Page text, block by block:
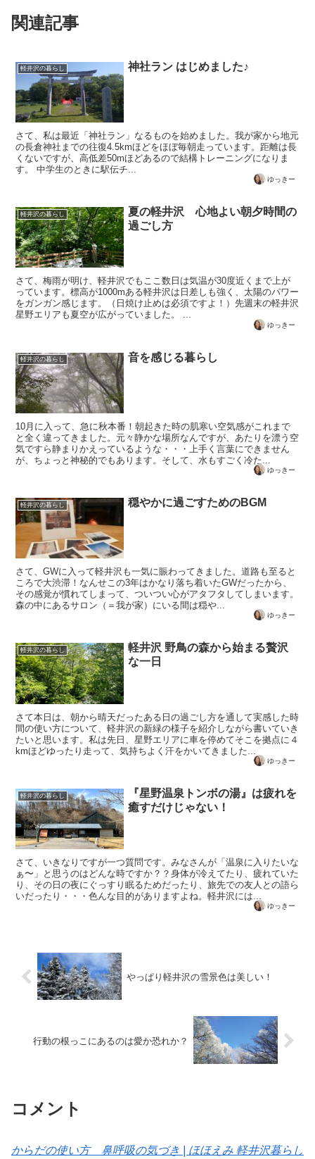
関連記事
軽井沢の暮らし 神社ラン はじめました♪
さて、私は最近「神社ラン」なるものを始めました。我が家から地元
の長倉神社までの往復4.5kmほどをほぼ毎朝走っています。距離は長
くないですが、高低差50mほどあるので結構トレーニングになりま
す。 中学生のときに駅伝チ...
ゆっきー
軽井沢の暮らし
夏の軽井沢 心地よい朝夕時間の
過ごし方
さて、梅雨が明け、軽井沢でもここ数日は気温が30度近くまで上が
っています。標高が1000mある軽井沢は日差しも強く、太陽のパワー
をガンガン感じます。（日焼け止めは必須ですよ！）先週末の軽井沢
星野エリアも夏空が広がっていました。 ...
ゆっきー
軽井沢の暮らし 音を感じる暮らし
10月に入って、急に秋本番！朝起きた時の肌寒い空気感がこれまで
と全く違ってきました。元々静かな場所なんですが、あたりを漂う空
気ですら静まりかえっているような・・・上手く言葉にできません
が、ちょっと神秘的でもあります。そして、水もすごく冷た...
ゆっきー
軽井沢の暮らし 穏やかに過ごすためのBGM
さて、GWに入って軽井沢も一気に賑わってきました。道路も至ると
ころで大渋滞！なんせこの3年はかなり落ち着いたGWだったから、
その感覚が慣れてしまって、ついつい心がアタフタしてしまいます。
森の中にあるサロン（＝我が家）にいる間は穏や...
ゆっきー
軽井沢の暮らし
軽井沢 野鳥の森から始まる贅沢
な一日
さて本日は、朝から晴天だったある日の過ごし方を通して実感した時
間の使い方について、軽井沢の新緑の様子を紹介しながら書いていき
たいと思います。私は先日、星野エリアに車を停めてそこを拠点に４
kmほどゆったり走って、気持ちよく汗をかいてきました...
ゆっきー
軽井沢の暮らし
『星野温泉トンボの湯』は疲れを
癒すだけじゃない！
さて、いきなりですが一つ質問です。みなさんが「温泉に入りたいな
ぁ〜」と思うのはどんな時ですか？？身体が冷えてたり、疲れていた
り、その日の夜にぐっすり眠るためだったり、旅先での友人との語ら
いだったり・・・色んな目的がありますよね。軽井沢には...
ゆっきー
やっぱり軽井沢の雪景色は美しい！
行動の根っこにあるのは愛か恐れか？
コメント
からだの使い方 鼻呼吸の気づき | ほほえみ 軽井沢暮らし